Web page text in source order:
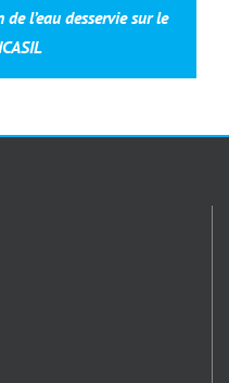
l’eau desservie sur le